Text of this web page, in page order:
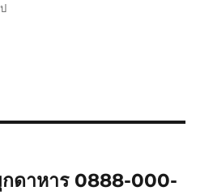
ดาหาร 0888-000-